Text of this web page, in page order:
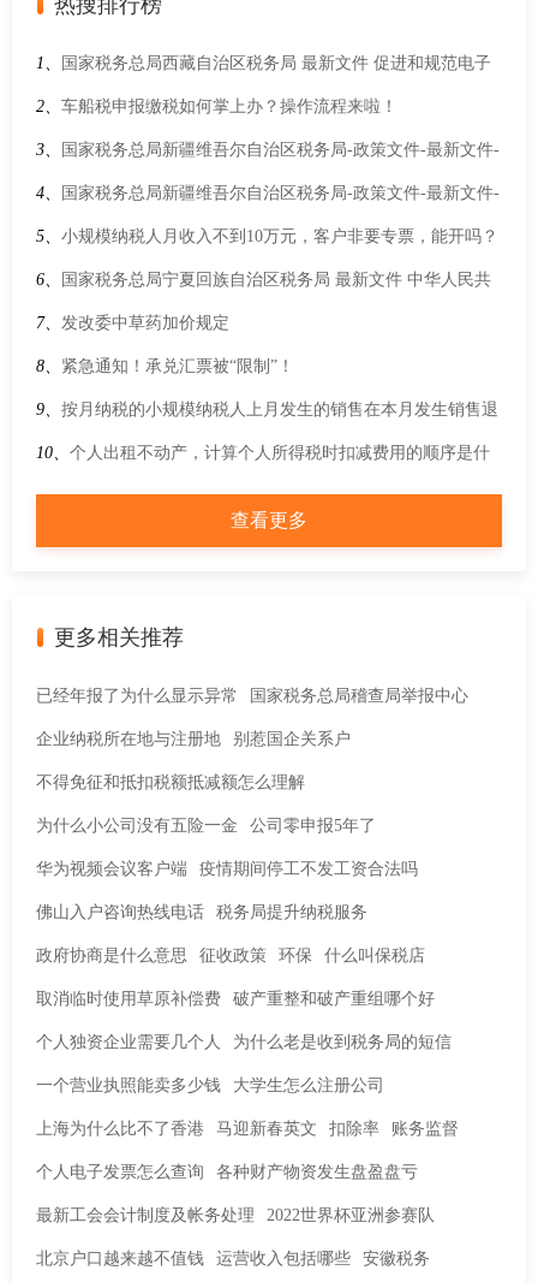
热搜排行榜
1、 国家税务总局西藏自治区税务局 最新文件 促进和规范电子
单证应用规定
2、 车船税申报缴税如何掌上办？操作流程来啦！
3、 国家税务总局新疆维吾尔自治区税务局-政策文件-最新文件-
财政部 国家发展改革委 工业和信息化部 海关总署 税务总局 国
家能源局关于“十五五”期间能源资源勘探开发利用进口税收优
惠政策管理办法的通知
4、 国家税务总局新疆维吾尔自治区税务局-政策文件-最新文件-
工业和信息化部关于发布《免征车辆购置税的设有固定装置的
非运输专用作业车辆目录》（第十八批）的公告
5、 小规模纳税人月收入不到10万元，客户非要专票，能开吗？
6、 国家税务总局宁夏回族自治区税务局 最新文件 中华人民共
和国工业和信息化部 财政部 税务总局关于2026—2027年减免车
辆购置税新能源汽车产品技术要求的公告
7、 发改委中草药加价规定
8、 紧急通知！承兑汇票被“限制”！
9、 按月纳税的小规模纳税人上月发生的销售在本月发生销售退
回，本月实际销售额超15万元，如何确定本月销售额能否享受
增值税免征优惠？
10、 个人出租不动产，计算个人所得税时扣减费用的顺序是什
么？
查看更多
更多相关推荐
已经年报了为什么显示异常 国家税务总局稽查局举报中心
企业纳税所在地与注册地 别惹国企关系户
不得免征和抵扣税额抵减额怎么理解
为什么小公司没有五险一金 公司零申报5年了
华为视频会议客户端 疫情期间停工不发工资合法吗
佛山入户咨询热线电话 税务局提升纳税服务
政府协商是什么意思 征收政策 环保 什么叫保税店
取消临时使用草原补偿费 破产重整和破产重组哪个好
个人独资企业需要几个人 为什么老是收到税务局的短信
一个营业执照能卖多少钱 大学生怎么注册公司
上海为什么比不了香港 马迎新春英文 扣除率 账务监督
个人电子发票怎么查询 各种财产物资发生盘盈盘亏
最新工会会计制度及帐务处理 2022世界杯亚洲参赛队
北京户口越来越不值钱 运营收入包括哪些 安徽税务